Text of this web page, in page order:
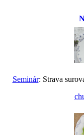
Seminár: Strava